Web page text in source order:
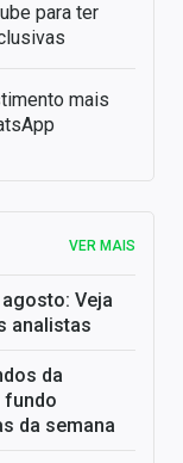
para ter
mais
VER MAIS
Veja
analistas
da
fundo
da semana